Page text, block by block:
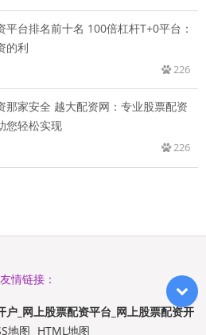
平台排名前十名 100倍杠杆T+0平台：
的利
226
那家安全 越大配资网：专业股票配资
您轻松实现
226
友情链接：
户_网上股票配资平台_网上股票配资开
地图 HTML地图